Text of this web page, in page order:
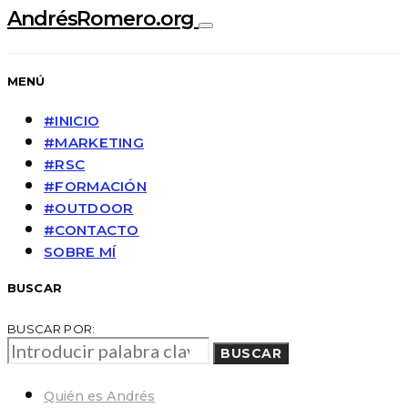
AndrésRomero.org
MENÚ
#INICIO
#MARKETING
#RSC
#FORMACIÓN
#OUTDOOR
#CONTACTO
SOBRE MÍ
BUSCAR
BUSCAR POR:
BUSCAR
Quién es Andrés